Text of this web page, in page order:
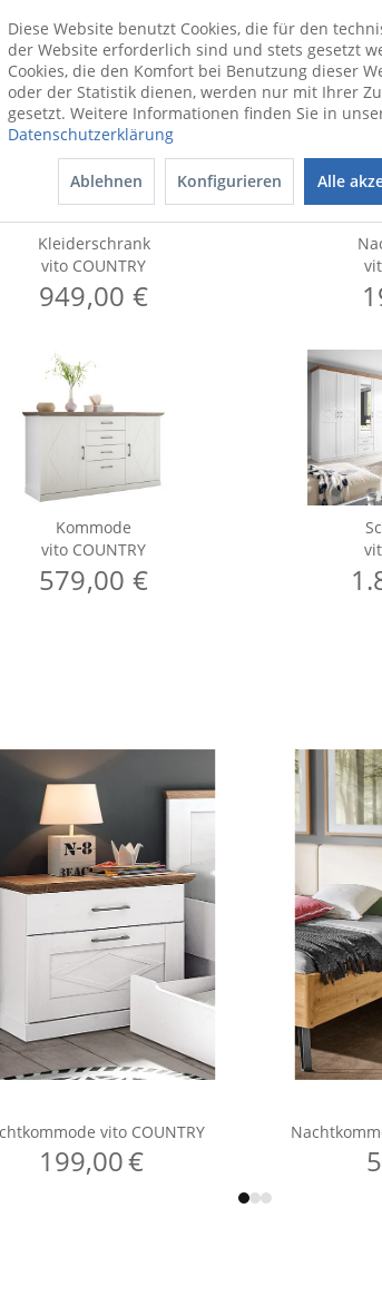
Kleiderschrank
vito COUNTRY
949,00 €
Kommode
vito COUNTRY
579,00 €
Diese Website benutzt Cookies, die für den
der Website erforderlich sind und stets gesetzt
Cookies, die den Komfort bei Benutzung dieser
oder der Statistik dienen, werden nur mit Ihrer
gesetzt. Weitere Informationen finden Sie in
Datenschutzerklärung
Ablehnen Konfigurieren Alle